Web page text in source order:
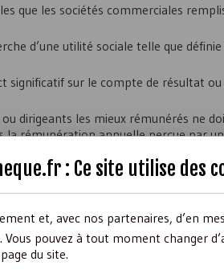
que les sociétés commerciales
d’une utilité sociale telle que définie
significatif sur le compte de résultat
dirigeants les mieux rémunérés ne
rémunération annuelle perçue par
minimum de branche si ce dernier est
pas excéder au titre de l’année
le point précédent (cette
être admis aux négociations sur un
: Ce site utilise des
et, avec nos partenaires, d’en
pouvez à tout moment changer
du site.